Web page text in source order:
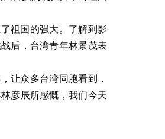
祖国的强大。了解到影
后，台湾青年林景茂表
让众多台湾同胞看到，
彦辰所感慨，我们今天